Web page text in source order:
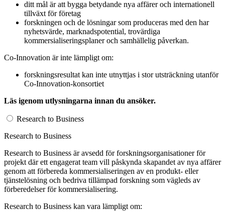
ditt mål är att bygga betydande nya affärer och internationell
tillväxt för företag
forskningen och de lösningar som produceras med den har
nyhetsvärde, marknadspotential, trovärdiga
kommersialiseringsplaner och samhällelig påverkan.
Co-Innovation är inte lämpligt om:
forskningsresultat kan inte utnyttjas i stor utsträckning utanför
Co-Innovation-konsortiet
Läs igenom utlysningarna innan du ansöker.
Research to Business
Research to Business
Research to Business är avsedd för forskningsorganisationer för
projekt där ett engagerat team vill påskynda skapandet av nya affärer
genom att förbereda kommersialiseringen av en produkt- eller
tjänstelösning och bedriva tillämpad forskning som vägleds av
förberedelser för kommersialisering.
Research to Business kan vara lämpligt om: